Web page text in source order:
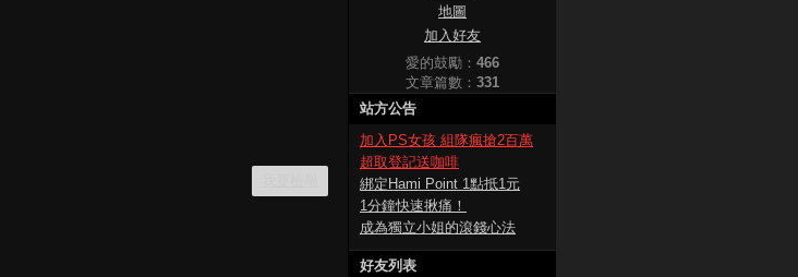
地圖
加入好友
愛的鼓勵： 466
文章篇數： 331
站方公告
加入PS女孩 組隊瘋搶2百萬
超取登記送咖啡
綁定Hami Point 1點抵1元
1分鐘快速揪痛！
成為獨立小姐的滾錢心法
好友列表